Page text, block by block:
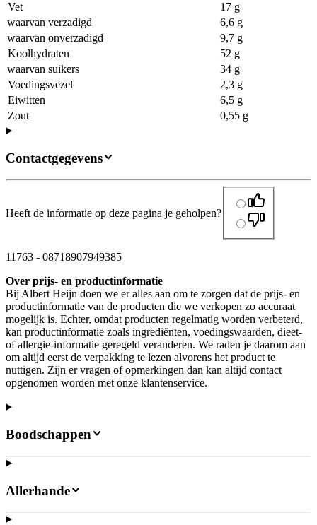
Vet
17 g
waarvan verzadigd
6,6 g
waarvan onverzadigd
9,7 g
Koolhydraten
52 g
waarvan suikers
34 g
Voedingsvezel
2,3 g
Eiwitten
6,5 g
Zout
0,55 g
Contactgegevens
Heeft de informatie op deze pagina je geholpen?
11763 - 08718907949385
Over prijs- en productinformatie
Bij Albert Heijn doen we er alles aan om te zorgen dat de prijs- en
productinformatie van de producten die we verkopen zo accuraat
mogelijk is. Echter, omdat producten regelmatig worden verbeterd,
kan productinformatie zoals ingrediënten, voedingswaarden, dieet-
of allergie-informatie geregeld veranderen. We raden je daarom aan
om altijd eerst de verpakking te lezen alvorens het product te
nuttigen. Zijn er vragen of opmerkingen dan kan altijd contact
opgenomen worden met onze klantenservice.
Boodschappen
Allerhande